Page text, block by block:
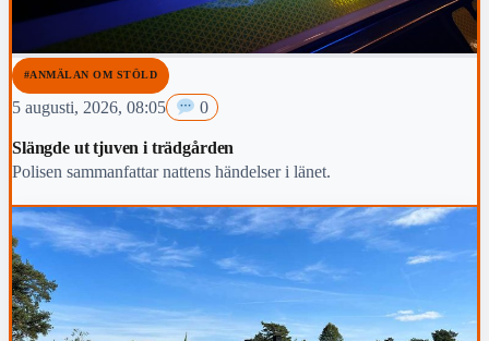
#ANMÄLAN OM STÖLD
5 augusti, 2026, 08:05 0
Slängde ut tjuven i trädgården
Polisen sammanfattar nattens händelser i länet.